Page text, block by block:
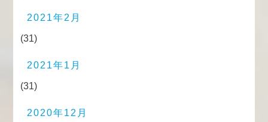
2021年2月
(31)
2021年1月
(31)
2020年12月